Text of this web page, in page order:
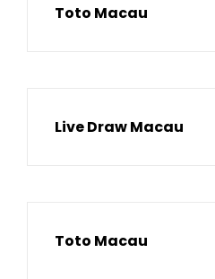
Toto Macau
Live Draw Macau
Toto Macau